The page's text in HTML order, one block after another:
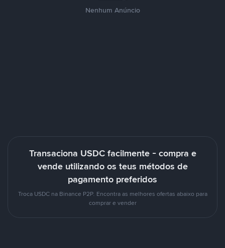
Nenhum Anúncio
Transaciona USDC facilmente - compra e
vende utilizando os teus métodos de
pagamento preferidos
Troca USDC na Binance P2P. Encontra as melhores ofertas abaixo para
comprar e vender